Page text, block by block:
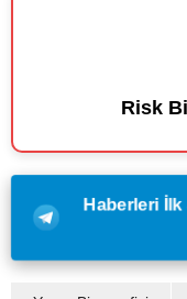
Risk
Haberleri İlk